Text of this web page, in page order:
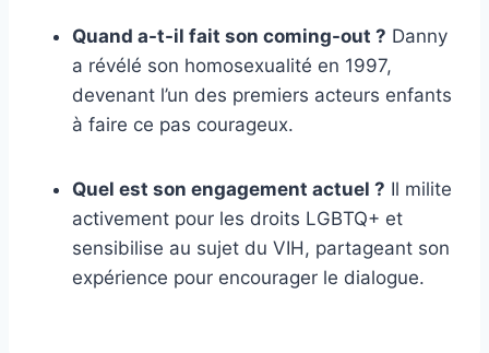
Quand a-t-il fait son coming-out ? Danny
a révélé son homosexualité en 1997,
devenant l’un des premiers acteurs enfants
à faire ce pas courageux.
Quel est son engagement actuel ? Il milite
activement pour les droits LGBTQ+ et
sensibilise au sujet du VIH, partageant son
expérience pour encourager le dialogue.